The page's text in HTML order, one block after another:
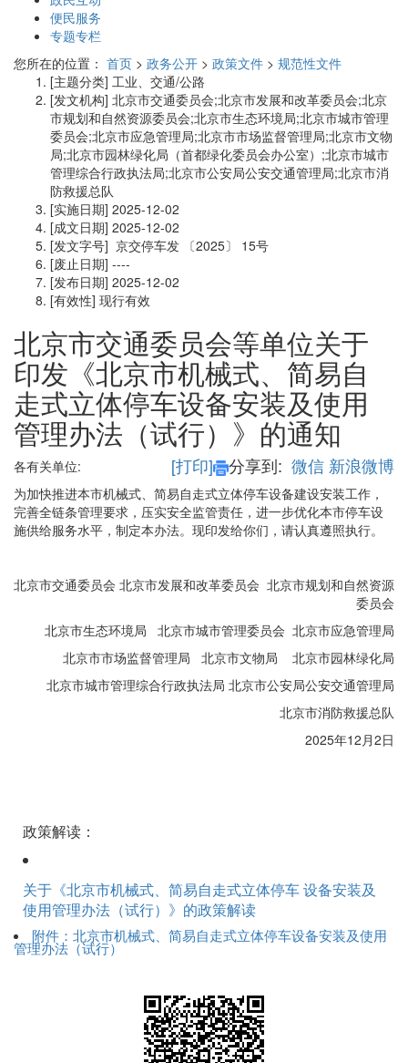
便民服务
专题专栏
您所在的位置： 首页 > 政务公开 > 政策文件 > 规范性文件
[主题分类] 工业、交通/公路
[发文机构] 北京市交通委员会;北京市发展和改革委员会;北京
市规划和自然资源委员会;北京市生态环境局;北京市城市管理
委员会;北京市应急管理局;北京市市场监督管理局;北京市文物
局;北京市园林绿化局（首都绿化委员会办公室）;北京市城市
管理综合行政执法局;北京市公安局公安交通管理局;北京市消
防救援总队
[实施日期] 2025-12-02
[成文日期] 2025-12-02
[发文字号] 京交停车发 〔2025〕
15号
[废止日期] ----
[发布日期] 2025-12-02
[有效性] 现行有效
北京市交通委员会等单位关于
印发《北京市机械式、简易自
走式立体停车设备安装及使用
管理办法（试行）》的通知
[打印] 分享到: 微信 新浪微博
各有关单位:
为加快推进本市机械式、简易自走式立体停车设备建设安装工作，
完善全链条管理要求，压实安全监管责任，进一步优化本市停车设
施供给服务水平，制定本办法。现印发给你们，请认真遵照执行。
北京市交通委员会 北京市发展和改革委员会 北京市规划和自然资源
委员会
北京市生态环境局 北京市城市管理委员会 北京市应急管理局
北京市市场监督管理局 北京市文物局 北京市园林绿化局
北京市城市管理综合行政执法局 北京市公安局公安交通管理局
北京市消防救援总队
2025年12月2日
政策解读：
关于《北京市机械式、简易自走式立体停车 设备安装及
使用管理办法（试行）》的政策解读
附件：北京市机械式、简易自走式立体停车设备安装及使用
管理办法（试行）